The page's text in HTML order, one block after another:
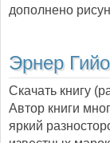
дополнено
Эрнер
Скачать книгу
Автор книги
яркий